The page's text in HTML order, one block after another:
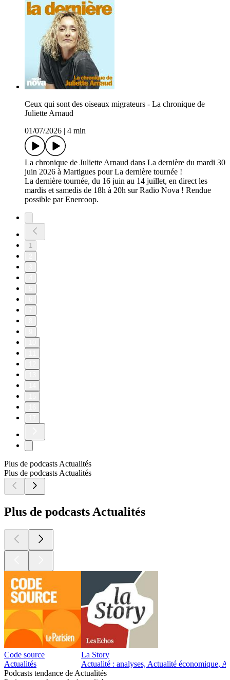
Ceux qui sont des oiseaux migrateurs - La chronique de
Juliette Arnaud
01/07/2026
4 min
La chronique de Juliette Arnaud dans La dernière du mardi 30
juin 2026 à Martigues pour La dernière tournée !
La dernière tournée, du 16 juin au 14 juillet, en direct les
mardis et samedis de 18h à 20h sur Radio Nova ! Rendue
possible par Enercoop.
1
Plus de podcasts Actualités
Plus de podcasts Actualités
Plus de podcasts Actualités
Code source
Actualités
La Story
Actualité : analyses, Actualité économique,
Podcasts tendance de Actualités